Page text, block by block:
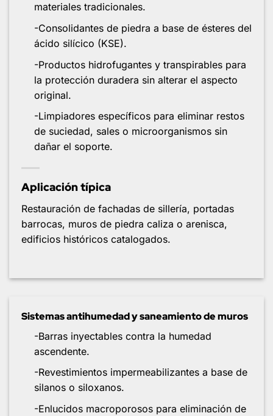
materiales tradicionales.
-Consolidantes de piedra a base de ésteres del
ácido silícico (KSE).
-Productos hidrofugantes y transpirables para
la protección duradera sin alterar el aspecto
original.
-Limpiadores específicos para eliminar restos
de suciedad, sales o microorganismos sin
dañar el soporte.
Aplicación típica
Restauración de fachadas de sillería, portadas
barrocas, muros de piedra caliza o arenisca,
edificios históricos catalogados.
Sistemas antihumedad y saneamiento de muros
-Barras inyectables contra la humedad
ascendente.
-Revestimientos impermeabilizantes a base de
silanos o siloxanos.
-Enlucidos macroporosos para eliminación de